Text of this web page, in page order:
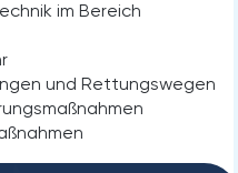
im Bereich
und Rettungswegen